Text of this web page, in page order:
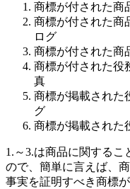
商標が付された商
商標が付された商
ログ
商標が付された商
商標が付された役
真
商標が掲載された
グ
商標が掲載された
1.～3.は商品に関するこ
ので、簡単に言えば、
事実を証明すべき商標